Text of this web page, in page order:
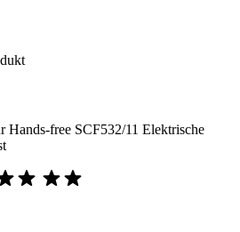
Hands-free SCF532/11 Elektrische